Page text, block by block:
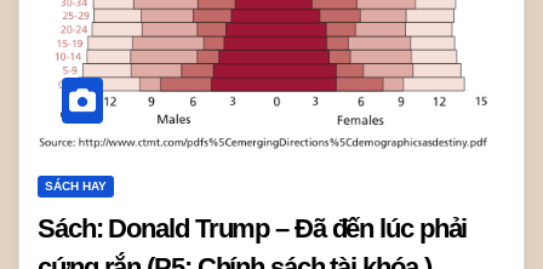
SÁCH HAY
Sách: Donald Trump – Đã đến lúc phải